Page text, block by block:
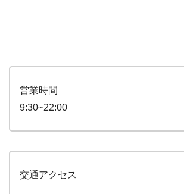
営業時間
9:30~22:00
交通アクセス